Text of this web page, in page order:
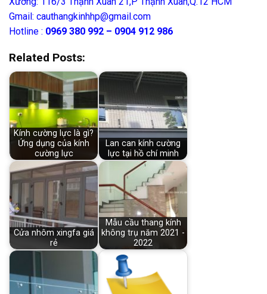
Gmail: cauthangkinhhp@gmail.com
Hotline : 0969 380 992 – 0904 912 986
Related Posts:
Kính cường lực là gì?
Ứng dụng của kính
cường lực
Lan can kính cường
lực tại hồ chí minh
Cửa nhôm xingfa giá
rẻ
Mẫu cầu thang kính
không trụ năm 2021 -
2022